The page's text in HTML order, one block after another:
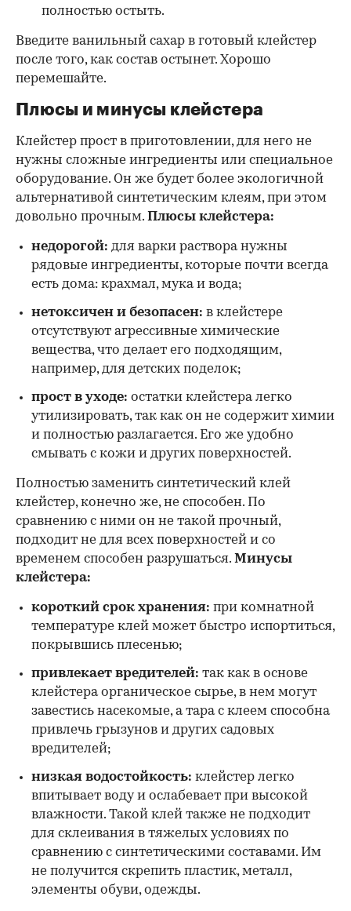
полностью остыть.
Введите ванильный сахар в готовый клейстер
после того, как состав остынет. Хорошо
перемешайте.
Плюсы и минусы клейстера
Клейстер прост в приготовлении, для него не
нужны сложные ингредиенты или специальное
оборудование. Он же будет более экологичной
альтернативой синтетическим клеям, при этом
довольно прочным. Плюсы клейстера:
недорогой: для варки раствора нужны
рядовые ингредиенты, которые почти всегда
есть дома: крахмал, мука и вода;
нетоксичен и безопасен: в клейстере
отсутствуют агрессивные химические
вещества, что делает его подходящим,
например, для детских поделок;
прост в уходе: остатки клейстера легко
утилизировать, так как он не содержит химии
и полностью разлагается. Его же удобно
смывать с кожи и других поверхностей.
Полностью заменить синтетический клей
клейстер, конечно же, не способен. По
сравнению с ними он не такой прочный,
подходит не для всех поверхностей и со
временем способен разрушаться. Минусы
клейстера:
короткий срок хранения: при комнатной
температуре клей может быстро испортиться,
покрывшись плесенью;
привлекает вредителей: так как в основе
клейстера органическое сырье, в нем могут
завестись насекомые, а тара с клеем способна
привлечь грызунов и других садовых
вредителей;
низкая водостойкость: клейстер легко
впитывает воду и ослабевает при высокой
влажности. Такой клей также не подходит
для склеивания в тяжелых условиях по
сравнению с синтетическими составами. Им
не получится скрепить пластик, металл,
элементы обуви, одежды.